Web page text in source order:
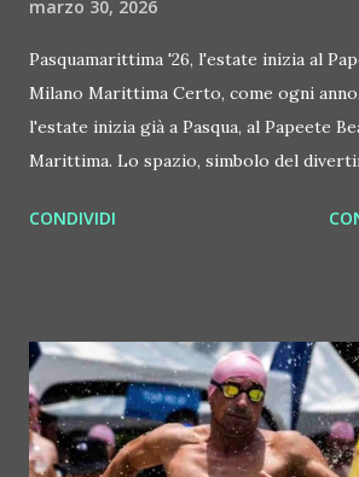
marzo 30, 2026
Pasquamarittima '26, l'estate inizia al
Milano Marittima Certo, come ogni
l'estate inizia già a Pasqua, al Papeete
Marittima. Lo spazio, simbolo del
musica cambia sempre... ma restando
party pomeridiani all'italiana, nato qui e
d'inverno grazie agli après-ski, L'estate
anche nel 2026, al Papeete Beach -
dicevamo. Il calendario prevede tre
CONDIVIDI